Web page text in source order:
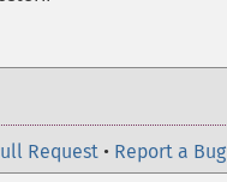
Request • Report a Bug